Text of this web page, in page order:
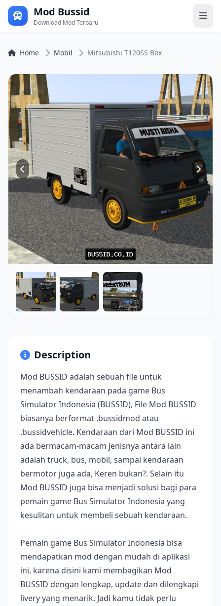
Mod Bussid
Download Mod Terbaru
Home Mobil Mitsubishi T120SS Box
Description
Mod BUSSID adalah sebuah file untuk
menambah kendaraan pada game Bus
Simulator Indonesia (BUSSID), File Mod BUSSID
biasanya berformat .bussidmod atau
.bussidvehicle. Kendaraan dari Mod BUSSID ini
ada bermacam-macam jenisnya antara lain
adalah truck, bus, mobil, sampai kendaraan
bermotor juga ada, Keren bukan?. Selain itu
Mod BUSSID juga bisa menjadi solusi bagi para
pemain game Bus Simulator Indonesia yang
kesulitan untuk membeli sebuah kendaraan.
Pemain game Bus Simulator Indonesia bisa
mendapatkan mod dengan mudah di aplikasi
ini, karena disini kami membagikan Mod
BUSSID dengan lengkap, update dan dilengkapi
livery yang menarik. Jadi kamu tidak perlu